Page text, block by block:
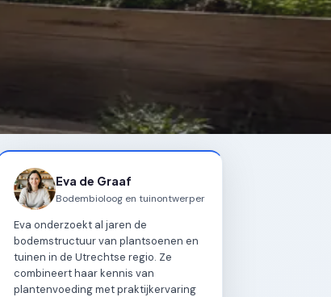
Eva de Graaf
Bodembioloog en tuinontwerper
Eva onderzoekt al jaren de
bodemstructuur van plantsoenen en
tuinen in de Utrechtse regio. Ze
combineert haar kennis van
plantenvoeding met praktijkervaring